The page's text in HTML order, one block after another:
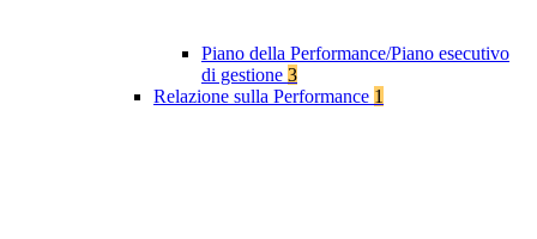
Piano della Performance/Piano esecutivo
di gestione 3
Relazione sulla Performance 1